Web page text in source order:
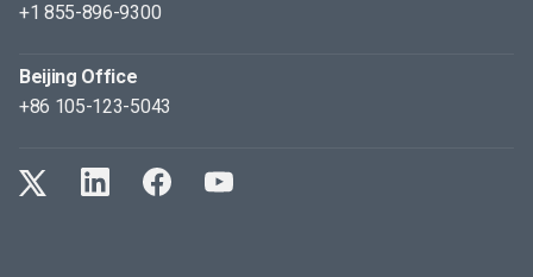
+1 855-896-9300
Beijing Office
+86 105-123-5043